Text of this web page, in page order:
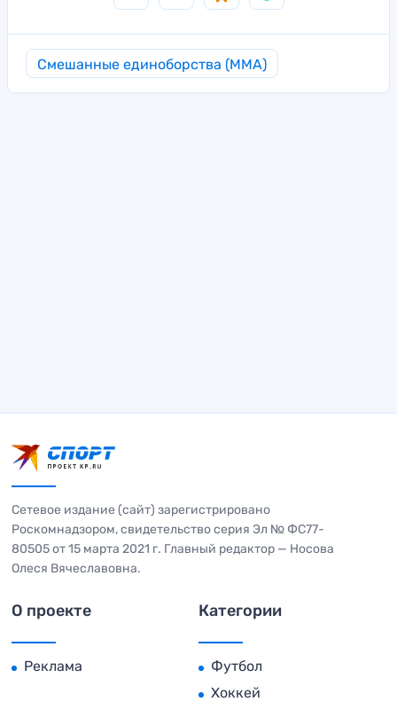
Смешанные единоборства (MMA)
Сетевое издание (сайт) зарегистрировано
Роскомнадзором, свидетельство серия Эл № ФС77-
80505 от 15 марта 2021 г. Главный редактор — Носова
Олеся Вячеславовна.
О проекте
Реклама
Категории
Футбол
Хоккей